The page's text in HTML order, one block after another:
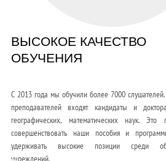
ВЫСОКОЕ КАЧЕСТВО
ОБУЧЕНИЯ
С 2013 года мы обучили более 7000
преподавателей входят кандидаты и
географических, математических наук. Это
совершенствовать наши пособия и
удерживать высокие позиции среди
учреждений.